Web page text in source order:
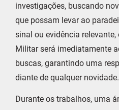
investigações, buscando
que possam levar ao
sinal ou evidência
Militar será imediatamente
buscas, garantindo uma
diante de qualquer novidade.
Durante os trabalhos, uma